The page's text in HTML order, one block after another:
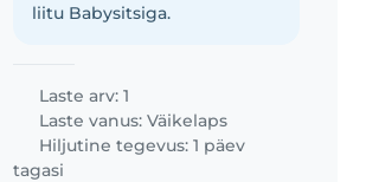
liitu Babysitsiga.
Laste arv: 1
Laste vanus:Väikelaps
Hiljutine tegevus: 1 päev
tagasi